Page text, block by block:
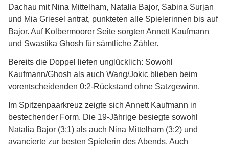
Dachau mit Nina Mittelham, Natalia Bajor, Sabina Surjan
und Mia Griesel antrat, punkteten alle Spielerinnen bis auf
Bajor. Auf Kolbermoorer Seite sorgten Annett Kaufmann
und Swastika Ghosh für sämtliche Zähler.
Bereits die Doppel liefen unglücklich: Sowohl
Kaufmann/Ghosh als auch Wang/Jokic blieben beim
vorentscheidenden 0:2-Rückstand ohne Satzgewinn.
Im Spitzenpaarkreuz zeigte sich Annett Kaufmann in
bestechender Form. Die 19-Jährige besiegte sowohl
Natalia Bajor (3:1) als auch Nina Mittelham (3:2) und
avancierte zur besten Spielerin des Abends. Auch